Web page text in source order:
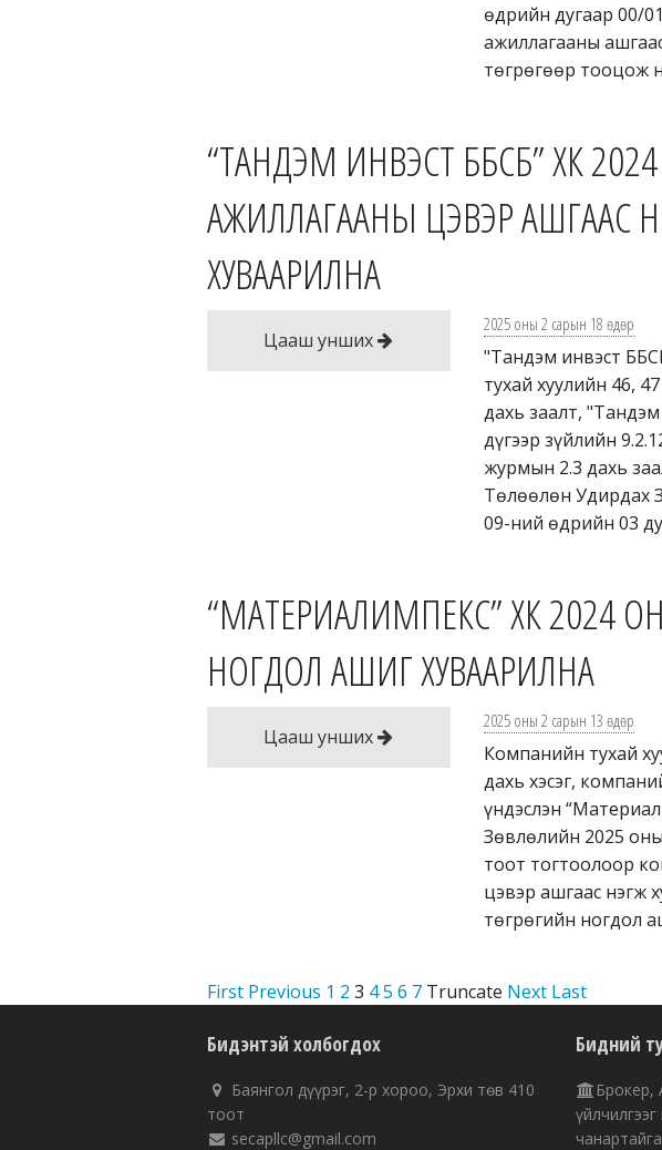
өдрийн дугаар 00/
ажиллагааны
төгрөгөөр тооцож
“ТАНДЭМ ИНВЭСТ ББСБ” ХК
АЖИЛЛАГААНЫ ЦЭВЭР АШГААС
ХУВААРИЛНА
Цааш унших
2025 оны 2 сарын 18 өдөр
"Тандэм инвэст
тухай хуулийн 46,
дахь заалт,
дүгээр зүйлийн
журмын 2.3 дахь
Төлөөлөн Удирдах
09-ний өдрийн 03
“МАТЕРИАЛИМПЕКС” ХК 2024
НОГДОЛ АШИГ ХУВААРИЛНА
Цааш унших
2025 оны 2 сарын 13 өдөр
Компанийн тухай
дахь хэсэг,
үндэслэн
Зөвлөлийн 2025
тоот тогтоолоор
цэвэр ашгаас нэгж
төгрөгийн ногдол
First Previous 1 2 3 45 6 7 Truncate Next Last
Бидэнтэй холбогдох
Баянгол дүүрэг, 2-р хороо, Эрхи төв 410
тоот
secapllc@gmail.com
Бидний
Брокер,